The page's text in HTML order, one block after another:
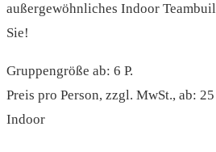
außergewöhnliches Indoor
Sie!
Gruppengröße ab: 6 P.
Preis pro Person, zzgl. MwSt., ab:
Indoor